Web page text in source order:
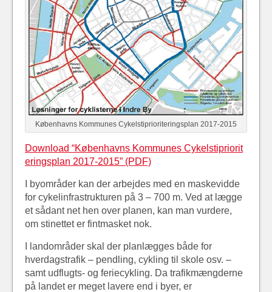
Københavns Kommunes Cykelstiprioriteringsplan 2017-2015
Download “Københavns Kommunes Cykelstipriorit
eringsplan 2017-2015” (PDF)
I byområder kan der arbejdes med en maskevidde
for cykelinfrastrukturen på 3 – 700 m. Ved at lægge
et sådant net hen over planen, kan man vurdere,
om stinettet er fintmasket nok.
I landområder skal der planlægges både for
hverdagstrafik – pendling, cykling til skole osv. –
samt udflugts- og feriecykling. Da trafikmængderne
på landet er meget lavere end i byer, er